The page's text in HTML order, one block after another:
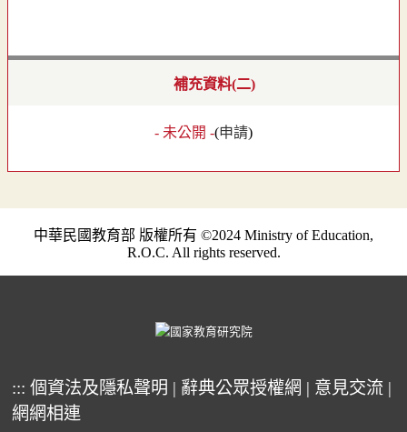
補充資料(二)
- 未公開 -(申請)
中華民國教育部 版權所有 ©2024 Ministry of Education,
R.O.C. All rights reserved.
::: 個資法及隱私聲明 | 辭典公眾授權網 | 意見交流 |
網網相連